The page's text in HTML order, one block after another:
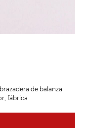
de balanza
fábrica